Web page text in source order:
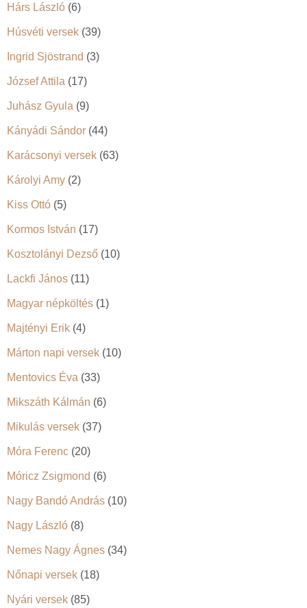
Hárs László (6)
Húsvéti versek (39)
Ingrid Sjöstrand (3)
József Attila (17)
Juhász Gyula (9)
Kányádi Sándor (44)
Karácsonyi versek (63)
Károlyi Amy (2)
Kiss Ottó (5)
Kormos István (17)
Kosztolányi Dezső (10)
Lackfi János (11)
Magyar népköltés (1)
Majtényi Erik (4)
Márton napi versek (10)
Mentovics Éva (33)
Mikszáth Kálmán (6)
Mikulás versek (37)
Móra Ferenc (20)
Móricz Zsigmond (6)
Nagy Bandó András (10)
Nagy László (8)
Nemes Nagy Ágnes (34)
Nőnapi versek (18)
Nyári versek (85)